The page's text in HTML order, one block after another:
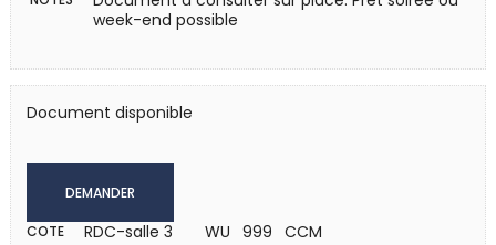
week-end possible
Document disponible
DEMANDER
COTE RDC-salle 3 WU 999 CCM